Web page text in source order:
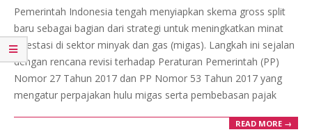
08-
06
Pemerintah Indonesia tengah menyiapkan skema gross split
baru sebagai bagian dari strategi untuk meningkatkan minat
investasi di sektor minyak dan gas (migas). Langkah ini sejalan
dengan rencana revisi terhadap Peraturan Pemerintah (PP)
Nomor 27 Tahun 2017 dan PP Nomor 53 Tahun 2017 yang
mengatur perpajakan hulu migas serta pembebasan pajak
READ MORE →